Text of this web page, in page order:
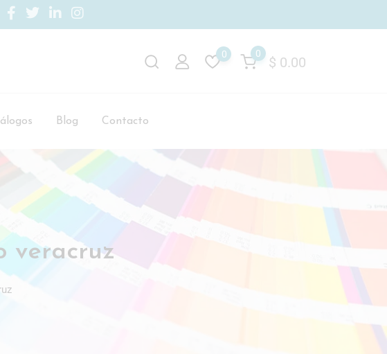
$ 0.00
0
0
Blog Contacto
veracruz